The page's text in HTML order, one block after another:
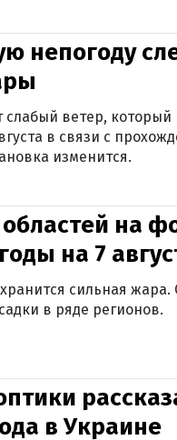
непогоду
ветер, который
в связи с
изменится.
на
на 7
сильная жара.
в ряде регионов.
в Украине